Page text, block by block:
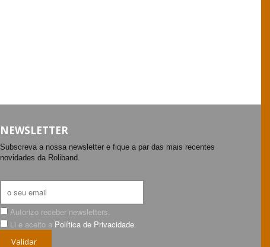
NEWSLETTER
Subscreva a nossa newsletter e fique a par das mais recentes
novidades da Roliband.
Autorizo receber newsletters.
Li e aceito a Política de Privacidade
Validar